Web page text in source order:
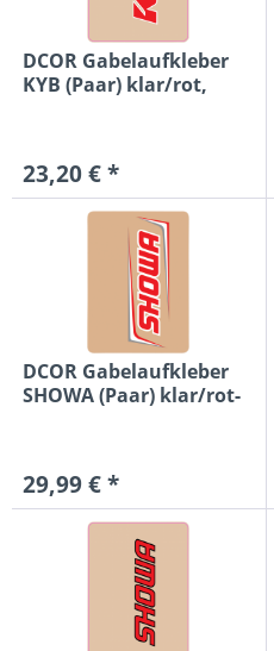
DCOR Gabelaufkleber
KYB (Paar) klar/rot,
23,20 € *
DCOR Gabelaufkleber
SHOWA (Paar) klar/rot-
29,99 € *